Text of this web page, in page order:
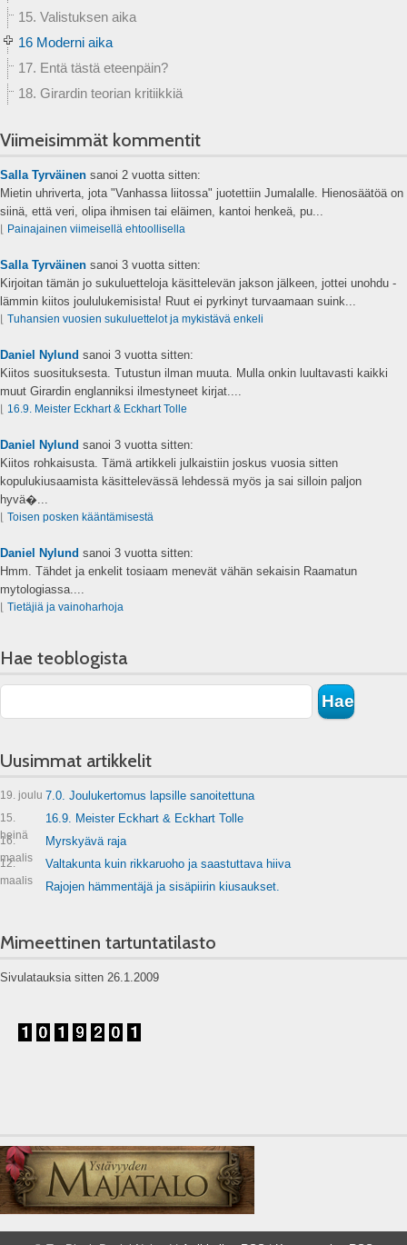
15. Valistuksen aika
16 Moderni aika
17. Entä tästä eteenpäin?
18. Girardin teorian kritiikkiä
Viimeisimmät kommentit
Salla Tyrväinen sanoi 2 vuotta sitten:
Mietin uhriverta, jota "Vanhassa liitossa" juotettiin Jumalalle. Hienosäätöä on
siinä, että veri, olipa ihmisen tai eläimen, kantoi henkeä, pu...
⌊ Painajainen viimeisellä ehtoollisella
Salla Tyrväinen sanoi 3 vuotta sitten:
Kirjoitan tämän jo sukuluetteloja käsittelevän jakson jälkeen, jottei unohdu -
lämmin kiitos joululukemisista! Ruut ei pyrkinyt turvaamaan suink...
⌊ Tuhansien vuosien sukuluettelot ja mykistävä enkeli
Daniel Nylund sanoi 3 vuotta sitten:
Kiitos suosituksesta. Tutustun ilman muuta. Mulla onkin luultavasti kaikki
muut Girardin englanniksi ilmestyneet kirjat....
⌊ 16.9. Meister Eckhart & Eckhart Tolle
Daniel Nylund sanoi 3 vuotta sitten:
Kiitos rohkaisusta. Tämä artikkeli julkaistiin joskus vuosia sitten
kopulukiusaamista käsittelevässä lehdessä myös ja sai silloin paljon
hyvä�...
⌊ Toisen posken kääntämisestä
Daniel Nylund sanoi 3 vuotta sitten:
Hmm. Tähdet ja enkelit tosiaam menevät vähän sekaisin Raamatun
mytologiassa....
⌊ Tietäjiä ja vainoharhoja
Hae teoblogista
Uusimmat artikkelit
19. joulu 7.0. Joulukertomus lapsille sanoitettuna
15.
heinä
16.9. Meister Eckhart & Eckhart Tolle
16.
maalis
Myrskyävä raja
12.
maalis
Valtakunta kuin rikkaruoho ja saastuttava hiiva
Rajojen hämmentäjä ja sisäpiirin kiusaukset.
Mimeettinen tartuntatilasto
Sivulatauksia sitten 26.1.2009